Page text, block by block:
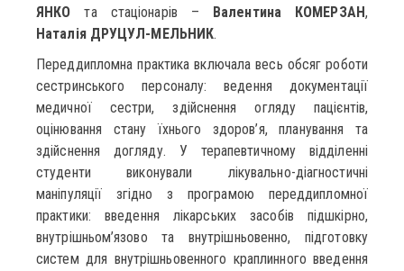
ЯНКО та стаціонарів – Валентина КОМЕРЗАН,
Наталія ДРУЦУЛ-МЕЛЬНИК.
Переддипломна практика включала весь обсяг роботи
сестринського персоналу: ведення документації
медичної сестри, здійснення огляду пацієнтів,
оцінювання стану їхнього здоров’я, планування та
здійснення догляду. У терапевтичному відділенні
студенти виконували лікувально-діагностичні
маніпуляції згідно з програмою переддипломної
практики: введення лікарських засобів підшкірно,
внутрішньом’язово та внутрішньовенно, підготовку
систем для внутрішньовенного краплинного введення